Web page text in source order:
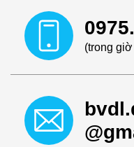
(trong